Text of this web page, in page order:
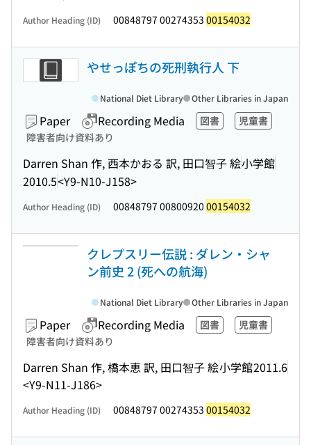
Author Heading (ID) 00848797 00274353 00154032
やせっぽちの死刑執行人 下
Paper Recording Media 図書
児童書
障害者向け資料あり
Darren Shan 作, 西本かおる 訳, 田口智子 絵小学館
2010.5<Y9-N10-J158>
National Diet Library Other Libraries in Japan
Author Heading (ID) 00848797 00800920 00154032
クレプスリー伝説 : ダレン・シャ
ン前史 2 (死への航海)
Paper Recording Media 図書
児童書
障害者向け資料あり
Darren Shan 作, 橋本恵 訳, 田口智子 絵小学館2011.6
<Y9-N11-J186>
National Diet Library Other Libraries in Japan
Author Heading (ID) 00848797 00274353 00154032